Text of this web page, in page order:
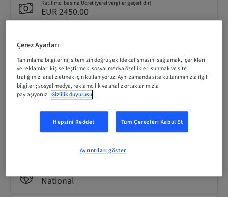
Katılımcı başına Ücret (yerel vergiler geçerlidir)
EUR 2450.00
Dil
English
Puan
0.00 Puan
National
Çerez Ayarları
Tanımlama bilgilerini; sitemizin doğru şekilde çalışmasını sağlamak, içerikleri
ve reklamları kişiselleştirmek, sosyal medya özellikleri sunmak ve site
trafiğimizi analiz etmek için kullanıyoruz. Aynı zamanda site kullanımınızla ilgili
bilgileri; sosyal medya, reklamcılık ve analiz ortaklarımızla
paylaşıyoruz. Gizlilik duyurusu
Hepsini Reddet Tüm Çerezleri Kabul Et
Ayrıntıları göster